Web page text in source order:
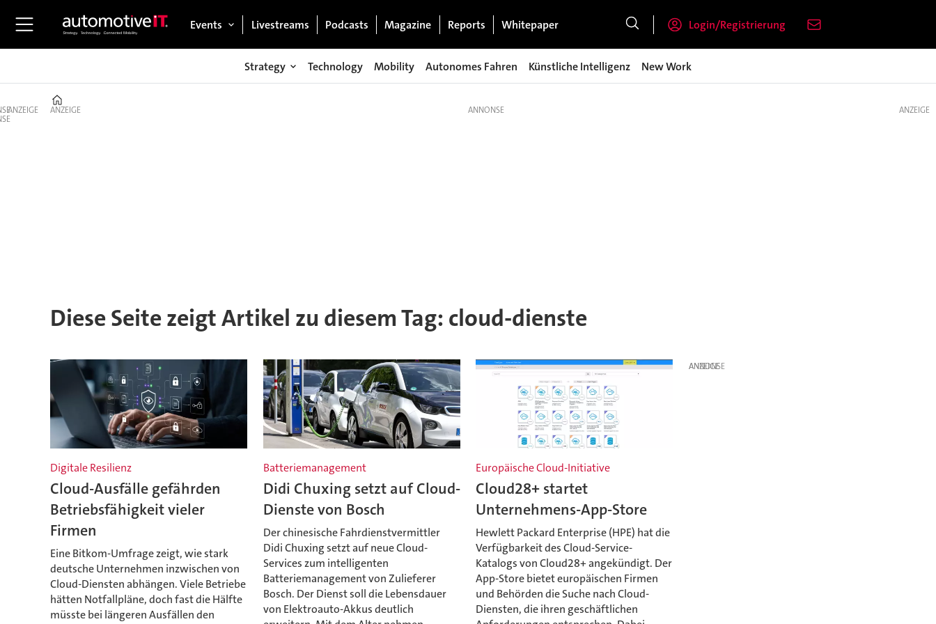
Events Livestreams Podcasts Magazine Reports Whitepaper Login/Registrierung
Strategy Technology Mobility Autonomes Fahren Künstliche Intelligenz New Work
ANZEIGE ANZEIGE
Diese Seite zeigt Artikel zu diesem Tag: cloud-dienste
Digitale Resilienz
Cloud-Ausfälle gefährden
Betriebsfähigkeit vieler
Firmen
Eine Bitkom-Umfrage zeigt, wie stark
deutsche Unternehmen inzwischen von
Cloud-Diensten abhängen. Viele Betriebe
hätten Notfallpläne, doch fast die Hälfte
müsste bei längeren Ausfällen den
Batteriemanagement
Didi Chuxing setzt auf Cloud-
Dienste von Bosch
Der chinesische Fahrdienstvermittler
Didi Chuxing setzt auf neue Cloud-
Services zum intelligenten
Batteriemanagement von Zulieferer
Bosch. Der Dienst soll die Lebensdauer
von Elektroauto-Akkus deutlich
Europäische Cloud-Initiative
Cloud28+ startet
Unternehmens-App-Store
Hewlett Packard Enterprise (HPE) hat die
Verfügbarkeit des Cloud-Service-
Katalogs von Cloud28+ angekündigt. Der
App-Store bietet europäischen Firmen
und Behörden die Suche nach Cloud-
Diensten, die ihren geschäftlichen
ANZEIGE
ANZEIGE